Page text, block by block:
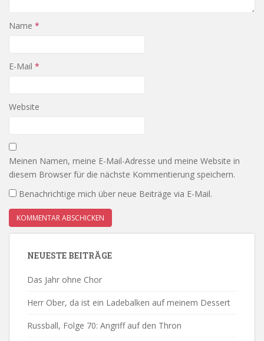
Name *
E-Mail *
Website
Meinen Namen, meine E-Mail-Adresse und meine Website in
diesem Browser für die nächste Kommentierung speichern.
Benachrichtige mich über neue Beiträge via E-Mail.
NEUESTE BEITRÄGE
Das Jahr ohne Chor
Herr Ober, da ist ein Ladebalken auf meinem Dessert
Russball, Folge 70: Angriff auf den Thron